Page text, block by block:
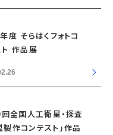
度 そらはくフォトコ
ト 作品展
回全国人工衛星・探査
製作コンテスト」作品